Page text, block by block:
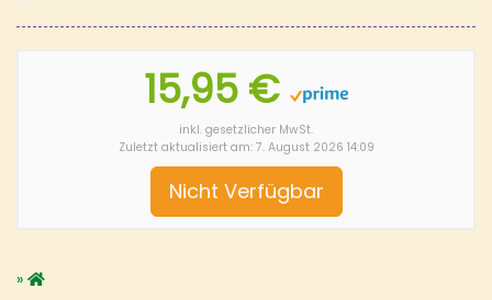
15,95 €
inkl. gesetzlicher MwSt.
Zuletzt aktualisiert am: 7. August 2026 14:09
Nicht Verfügbar